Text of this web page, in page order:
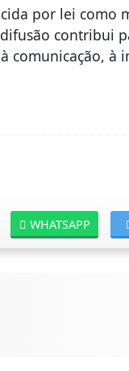
por lei como
contribui
à
WHATSAPP